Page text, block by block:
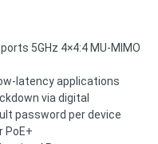
5GHz 4×4:4 MU-MIMO
latency applications
via digital
password per device
PoE+